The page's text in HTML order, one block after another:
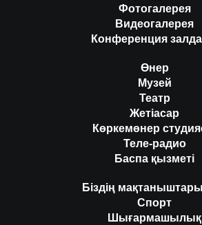
Фотогалерея
Видеогалерея
Конференция
Өнер
Музей
Театр
Жетіасар
Көркемөнер
Теле-радио
Баспа қызметі
Біздің
Спорт
Шығармашылық